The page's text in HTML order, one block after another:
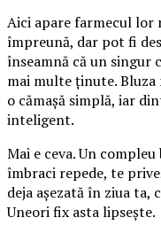
Aici apare farmecul lor
împreună, dar pot fi
înseamnă că un singur
mai multe ținute.
o cămașă simplă, iar
inteligent.
Mai e ceva. Un
îmbraci repede, te
deja așezată în ziua ta,
Uneori fix asta lipsește.